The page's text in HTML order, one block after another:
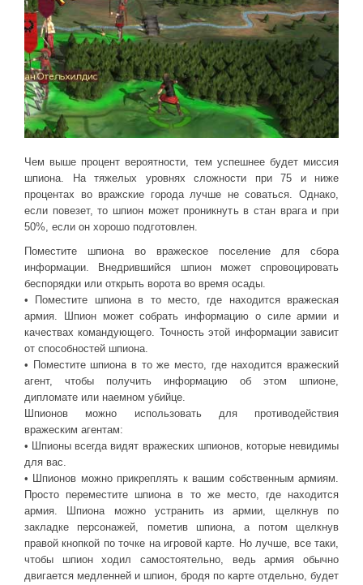
Чем выше процент вероятности, тем успешнее будет миссия
шпиона. На тяжелых уровнях сложности при 75 и ниже
процентах во вражские города лучше не соваться. Однако,
если повезет, то шпион может проникнуть в стан врага и при
50%, если он хорошо подготовлен.
Поместите шпиона во вражеское поселение для сбора
информации. Внедрившийся шпион может спровоцировать
беспорядки или открыть ворота во время осады.
• Поместите шпиона в то место, где находится вражеская
армия. Шпион может собрать информацию о силе армии и
качествах командующего. Точность этой информации зависит
от способностей шпиона.
• Поместите шпиона в то же место, где находится вражеский
агент, чтобы получить информацию об этом шпионе,
дипломате или наемном убийце.
Шпионов можно использовать для противодействия
вражеским агентам:
• Шпионы всегда видят вражеских шпионов, которые невидимы
для вас.
• Шпионов можно прикреплять к вашим собственным армиям.
Просто переместите шпиона в то же место, где находится
армия. Шпиона можно устранить из армии, щелкнув по
закладке персонажей, пометив шпиона, а потом щелкнув
правой кнопкой по точке на игровой карте. Но лучше, все таки,
чтобы шпион ходил самостоятельно, ведь армия обычно
двигается медленней и шпион, бродя по карте отдельно, будет